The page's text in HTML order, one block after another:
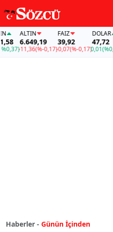
ALTIN
6.649,19
-11,36(%-0,17)
FAİZ
39,92
-0,07(%-0,17)
DOLAR
47,72
0,01
Haberler - Günün İçinden